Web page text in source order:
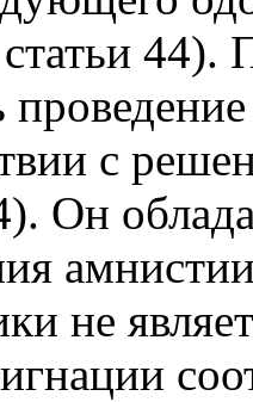
44).
с
Он
не